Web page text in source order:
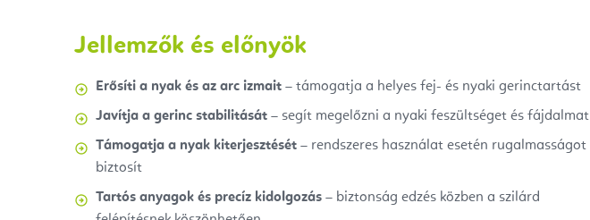
Jellemzők és előnyök
Erősíti a nyak és az arc izmait – támogatja a helyes fej- és nyaki gerinctartást
Javítja a gerinc stabilitását – segít megelőzni a nyaki feszültséget és fájdalmat
Támogatja a nyak kiterjesztését – rendszeres használat esetén rugalmasságot
biztosít
Tartós anyagok és precíz kidolgozás – biztonság edzés közben a szilárd